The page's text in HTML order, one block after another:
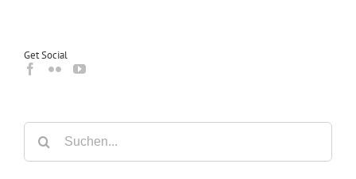
Get Social
Suche
nach: